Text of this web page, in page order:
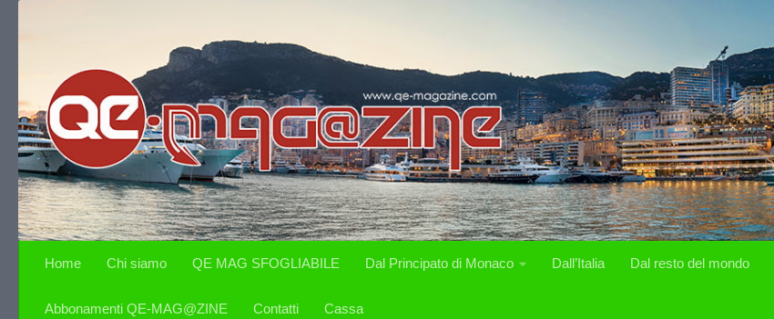
Home Chi siamo QE MAG SFOGLIABILE Dal Principato di Monaco Dall’Italia Dal resto del mondo
Abbonamenti QE-MAG@ZINE Contatti Cassa